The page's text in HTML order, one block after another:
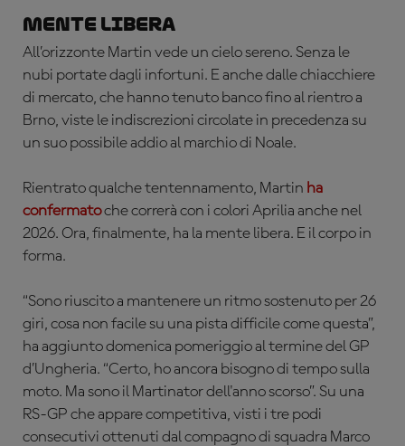
Mente libera
All’orizzonte Martin vede un cielo sereno. Senza le
nubi portate dagli infortuni. E anche dalle chiacchiere
di mercato, che hannotenuto banco fino al rientro a
Brno, viste le indiscrezioni circolate in precedenza su
un suo possibile addio al marchio di Noale.
Rientrato qualche tentennamento, Martin ha
confermatoche correrà con i colori Aprilia anche nel
2026. Ora, finalmente, ha la mente libera. E il corpo in
forma.
“Sono riuscito a mantenere un ritmo sostenuto per 26
giri, cosa non facile su una pista difficile come questa”,
ha aggiunto domenica pomeriggio al termine del GP
d’Ungheria. “Certo, ho ancora bisogno di tempo sulla
moto. Ma sono il Martinator dell'anno scorso”. Su una
RS-GP che appare competitiva, visti i tre podi
consecutivi ottenuti dalcompagno di squadra Marco